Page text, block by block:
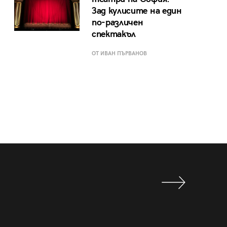
Зад кулисите на един
по-различен
спектакъл
ОТ ИВАН ПЪРВАНОВ